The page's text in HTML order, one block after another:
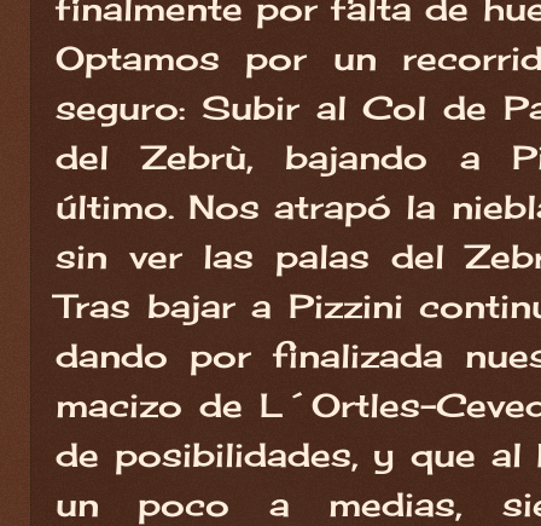
Optamos por un
seguro: Subir al Col de
del Zebrù, bajando a
último. Nos atrapó la
sin ver las palas del
Tras bajar a Pizzini
dando por finalizada
macizo de L´Ortles-
de posibilidades, y que al
un poco a medias,